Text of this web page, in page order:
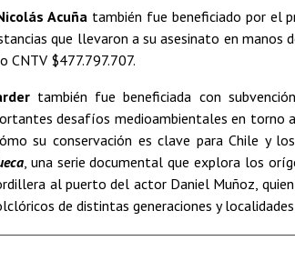
Acuña también fue beneficiado por el
que llevaron a su asesinato en manos
CNTV $477.797.707.
también fue beneficiada con
desafíos medioambientales en torno
su conservación es clave para Chile y
, una serie documental que explora los
al puerto del actor Daniel Muñoz,
de distintas generaciones y